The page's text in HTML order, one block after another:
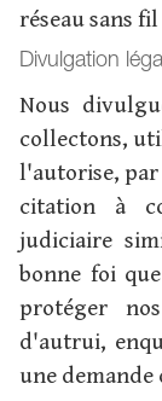
réseau sans
Divulgation
Nous
collectons,
l'autorise, par
citation à
judiciaire
bonne foi
protéger
d'autrui,
une